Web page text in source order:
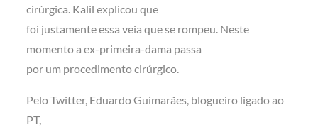
cirúrgica. Kalil explicou que
foi justamente essa veia que se rompeu. Neste
momento a ex-primeira-dama passa
por um procedimento cirúrgico.
Pelo Twitter, Eduardo Guimarães, blogueiro ligado ao
PT,